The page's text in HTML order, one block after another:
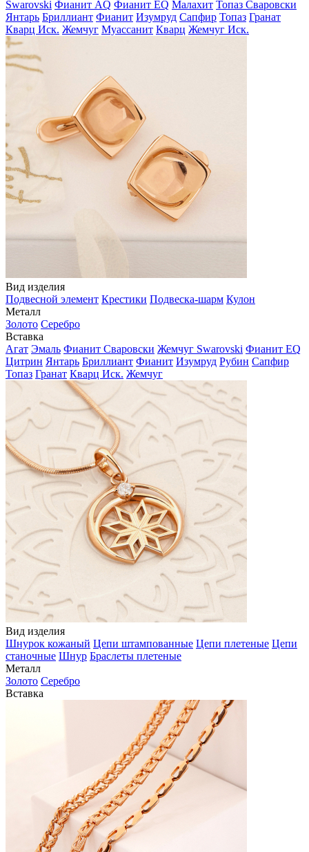
Swarovski Фианит AQ Фианит EQ Малахит Топаз Сваровски
Янтарь Бриллиант Фианит Изумруд Сапфир Топаз Гранат
Кварц Иск. Жемчуг Муассанит Кварц Жемчуг Иск.
Вид изделия
Подвесной элемент Крестики Подвеска-шарм Кулон
Металл
Золото Серебро
Вставка
Агат Эмаль Фианит Сваровски Жемчуг Swarovski Фианит EQ
Цитрин Янтарь Бриллиант Фианит Изумруд Рубин Сапфир
Топаз Гранат Кварц Иск. Жемчуг
Вид изделия
Шнурок кожаный Цепи штампованные Цепи плетеные Цепи
станочные Шнур Браслеты плетеные
Металл
Золото Серебро
Вставка